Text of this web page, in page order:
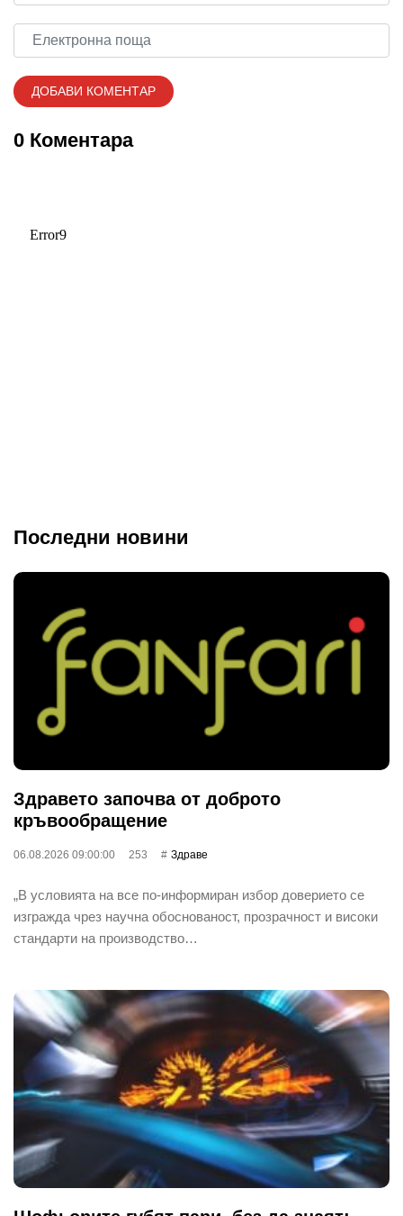
0 Коментара
Последни новини
Здравето започва от доброто
кръвообращение
06.08.2026 09:00:00 253 Здраве
„В условията на все по-информиран избор доверието се
изгражда чрез научна обоснованост, прозрачност и високи
стандарти на производство…